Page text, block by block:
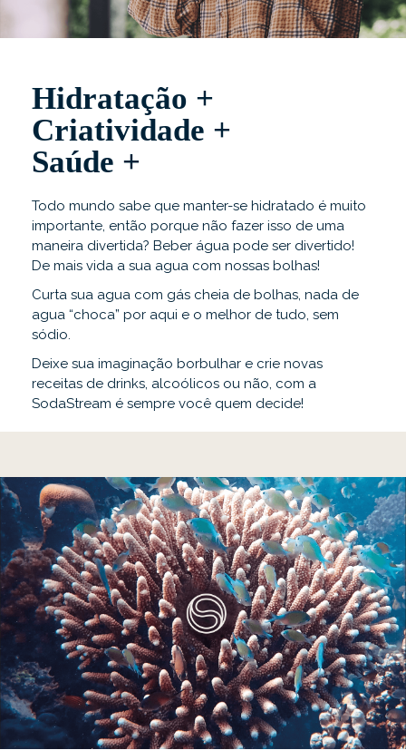
Hidratação +
Criatividade +
Saúde +
Todo mundo sabe que manter-se hidratado é muito
importante, então porque não fazer isso de uma
maneira divertida? Beber água pode ser divertido!
De mais vida a sua agua com nossas bolhas!
Curta sua agua com gás cheia de bolhas, nada de
agua “choca” por aqui e o melhor de tudo, sem
sódio.
Deixe sua imaginação borbulhar e crie novas
receitas de drinks, alcoólicos ou não, com a
SodaStream é sempre você quem decide!